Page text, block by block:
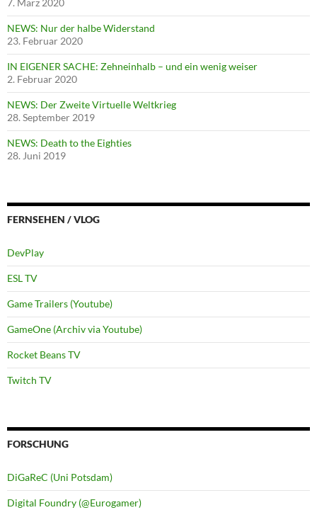
7. März 2020
NEWS: Nur der halbe Widerstand
23. Februar 2020
IN EIGENER SACHE: Zehneinhalb – und ein wenig weiser
2. Februar 2020
NEWS: Der Zweite Virtuelle Weltkrieg
28. September 2019
NEWS: Death to the Eighties
28. Juni 2019
FERNSEHEN / VLOG
DevPlay
ESL TV
Game Trailers (Youtube)
GameOne (Archiv via Youtube)
Rocket Beans TV
Twitch TV
FORSCHUNG
DiGaReC (Uni Potsdam)
Digital Foundry (@Eurogamer)